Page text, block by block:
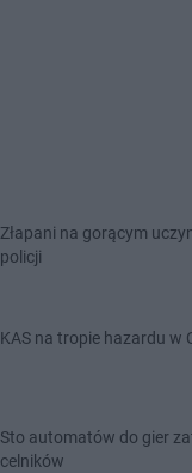
Złapani na gorącym
policji
KAS na tropie hazardu w
Sto automatów do gier
celników